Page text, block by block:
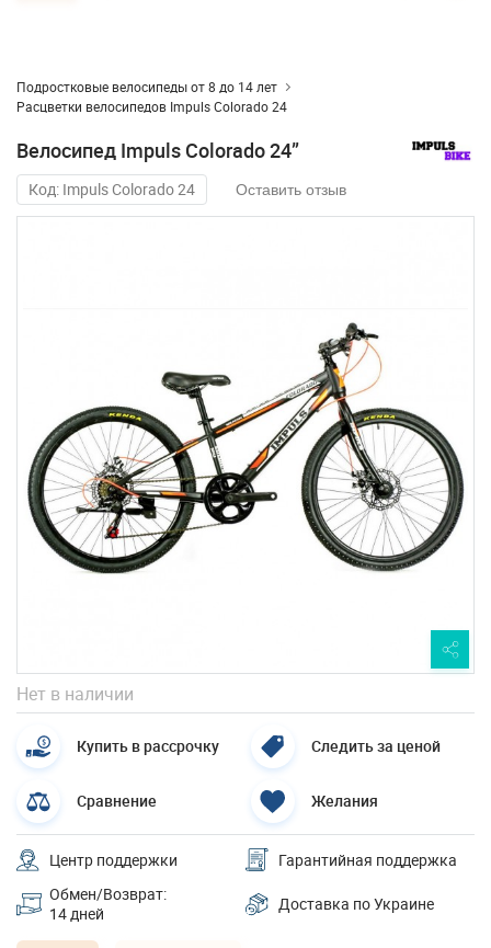
Подростковые велосипеды от 8 до 14 лет
Расцветки велосипедов Impuls Colorado 24
Велосипед Impuls Colorado 24”
Код: Impuls Colorado 24 Оставить отзыв
Нет в наличии
Купить в рассрочку Следить за ценой
Сравнение Желания
Центр поддержки
Гарантийная поддержка
Обмен/Возврат:
14 дней
Доставка по Украине